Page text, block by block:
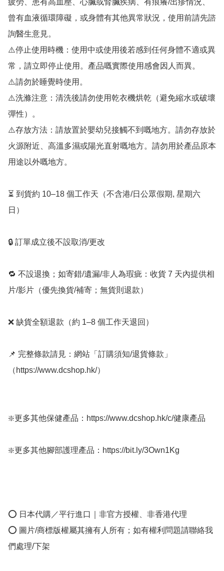
疲勞、患有高血壓、心臟或腎臟疾病、有痕癢/出疹情況、
曾有血液循環障礙，或身體有其他異常狀況，使用前請先諮
詢醫生意見。
⚠️停止使用時機：使用中或使用後若感到任何身體不適或異
常，請立即停止使用。產品嘅實際使用感會因人而異。
⚠️請勿於睡覺時使用。
⚠️洗滌注意：清洗後請勿使用乾衣機烘乾（避免縮水或破壞
彈性）。
⚠️存放方法：請放置於嬰幼兒接觸不到嘅地方。請勿存放於
火源附近、高溫多濕或陽光直射嘅地方。請勿用於產品原本
用途以外嘅地方。
⏳ 到貨約 10–18 個工作天（不含港/日公眾假期, 星期六
日）
🔒 訂單成立後不設取消/更改
🔁 不設退換；如寄錯/遺漏/非人為瑕疵：收貨 7 天內提供相
片/影片（優先換貨/補寄；無貨則退款）
❌ 缺貨全額退款（約 1–8 個工作天退回）
📌 完整條款請見：網站「訂購須知/退貨條款」
（https://www.dcshop.hk/）
❇️更多其他保健產品：https://www.dcshop.hk/c/健康產品
❇️更多其他腳部護理產品：https://bit.ly/3Own1Kg
⭕ 日本代購／平行進口｜非官方授權、非香港代理
⭕ 圖片/商標版權屬其擁有人所有；如有權利問題請聯絡我
們處理/下架